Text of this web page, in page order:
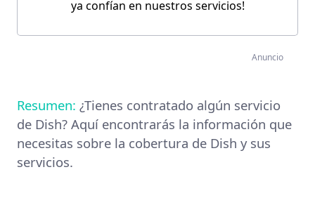
ya confían en nuestros servicios!
Anuncio
Resumen: ¿Tienes contratado algún servicio
de Dish? Aquí encontrarás la información que
necesitas sobre la cobertura de Dish y sus
servicios.